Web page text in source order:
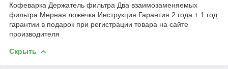
Кофеварка Держатель фильтра Два взаимозаменяемых
фильтра Мерная ложечка Инструкция Гарантия 2 года + 1 год
гарантии в подарок при регистрации товара на сайте
производителя
Скрыть